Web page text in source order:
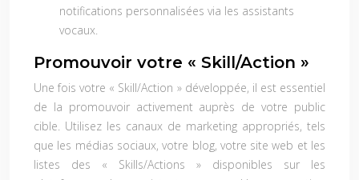
notifications personnalisées via les assistants
vocaux.
Promouvoir votre « Skill/Action »
Une fois votre « Skill/Action » développée, il est essentiel
de la promouvoir activement auprès de votre public
cible. Utilisez les canaux de marketing appropriés, tels
que les médias sociaux, votre blog, votre site web et les
listes des « Skills/Actions » disponibles sur les